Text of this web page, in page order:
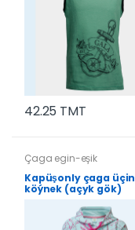
42.25 TMT
Çaga egin-eşik
Kapüşonly çaga üçin
köýnek (açyk gök)